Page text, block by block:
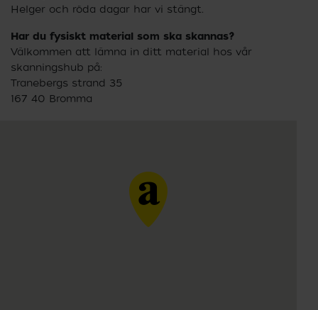
Helger och röda dagar har vi stängt.
Har du fysiskt material som ska skannas?
Välkommen att lämna in ditt material hos vår
skanningshub på:
Tranebergs strand 35
167 40 Bromma